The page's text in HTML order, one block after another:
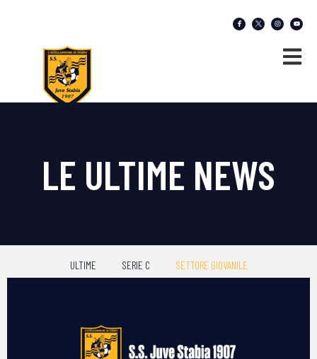
LE ULTIME NEWS
ULTIME SERIE C SETTORE GIOVANILE